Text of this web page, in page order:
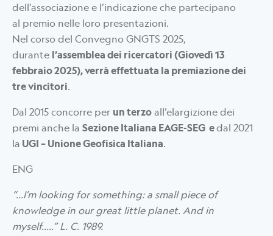
dell’associazione e l’indicazione che partecipano
al premio nelle loro presentazioni.
Nel corso del Convegno GNGTS 2025,
durante l’assemblea dei ricercatori (Giovedì 13
febbraio 2025), verrà effettuata la premiazione dei
tre vincitori.
Dal 2015 concorre per un terzo all’elargizione dei
premi anche la Sezione Italiana EAGE-SEG edal 2021
la UGI – Unione Geofisica Italiana.
ENG
“…I’m looking for something: a small piece of
knowledge in our great little planet. And in
myself…..” L. C. 1989.